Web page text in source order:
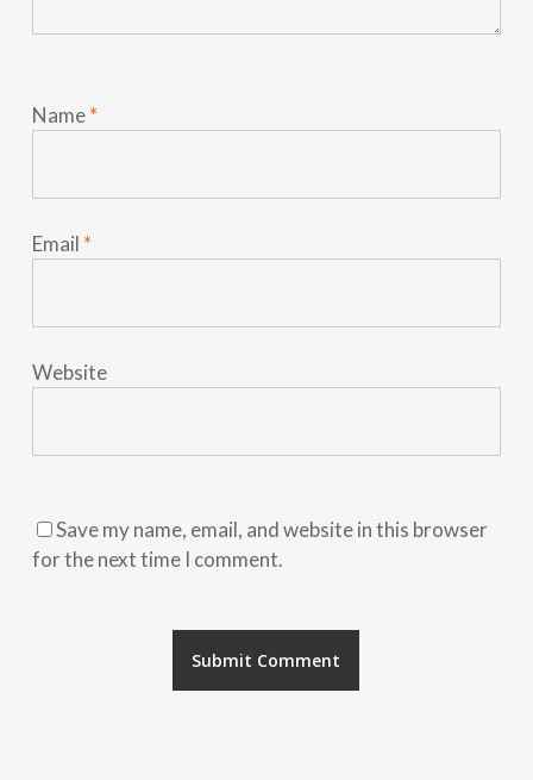
Name*
Email *
Website
Save my name, email, and website in this browser
for the next time I comment.